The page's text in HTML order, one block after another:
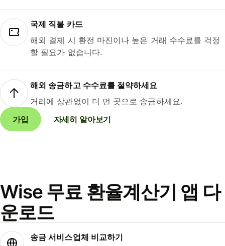
국제 직불 카드
해외 결제 시 환전 마진이나 높은 거래 수수료를 걱정
할 필요가 없습니다.
해외 송금하고 수수료를 절약하세요
거리에 상관없이 더 먼 곳으로 송금하세요.
가입
자세히 알아보기
Wise 무료 환율계산기 앱 다
운로드
송금 서비스업체 비교하기